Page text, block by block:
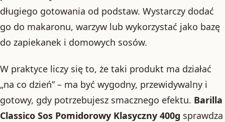
długiego gotowania od podstaw. Wystarczy dodać
go do makaronu, warzyw lub wykorzystać jako bazę
do zapiekanek i domowych sosów.
W praktyce liczy się to, że taki produkt ma działać
„na co dzień” – ma być wygodny, przewidywalny i
gotowy, gdy potrzebujesz smacznego efektu. Barilla
Classico Sos Pomidorowy Klasyczny 400g sprawdza